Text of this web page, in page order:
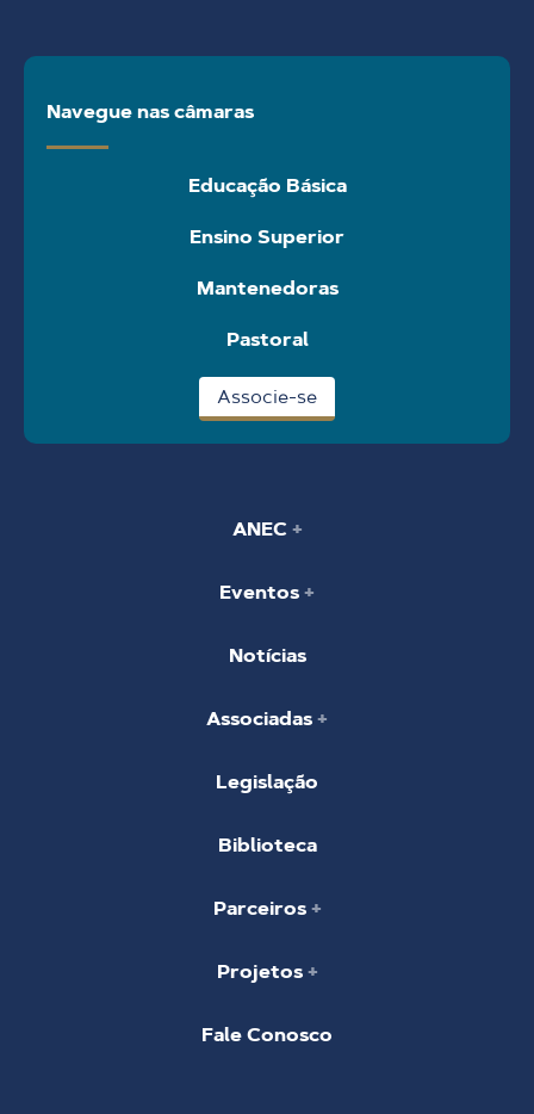
Navegue nas câmaras
Educação Básica
Ensino Superior
Mantenedoras
Pastoral
Associe-se
ANEC
Eventos
Notícias
Associadas
Legislação
Biblioteca
Parceiros
Projetos
Fale Conosco